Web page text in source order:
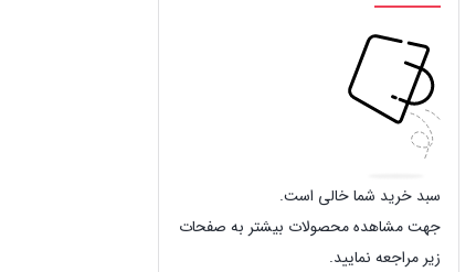
سبد خرید شما خالی است.
جهت مشاهده محصولات بیشتر به صفحات
زیر مراجعه نمایید.